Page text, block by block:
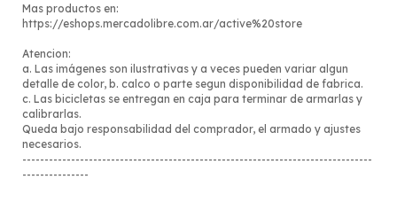
Mas productos en:
https://eshops.mercadolibre.com.ar/active%20store
Atencion:
a. Las imágenes son ilustrativas y a veces pueden variar algun
detalle de color, b. calco o parte segun disponibilidad de fabrica.
c. Las bicicletas se entregan en caja para terminar de armarlas y
calibrarlas.
Queda bajo responsabilidad del comprador, el armado y ajustes
necesarios.
-------------------------------------------------------------------------------
---------------